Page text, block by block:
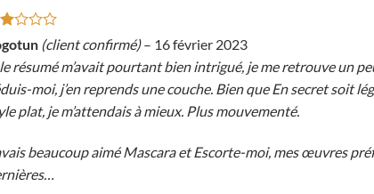
(client confirmé) – 16 février 2023
résumé m’avait pourtant bien intrigué, je me retrouve un
moi, j’en reprends une couche. Bien que En secret soit
plat, je m’attendais à mieux. Plus mouvementé.
beaucoup aimé Mascara et Escorte-moi, mes œuvres